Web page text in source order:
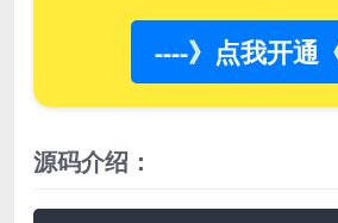
----》点我开通
源码介绍：